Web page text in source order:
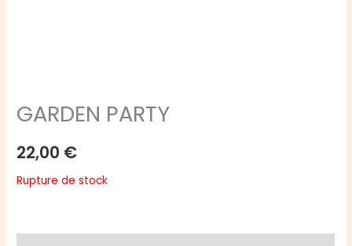
GARDEN PARTY
22,00 €
Rupture de stock